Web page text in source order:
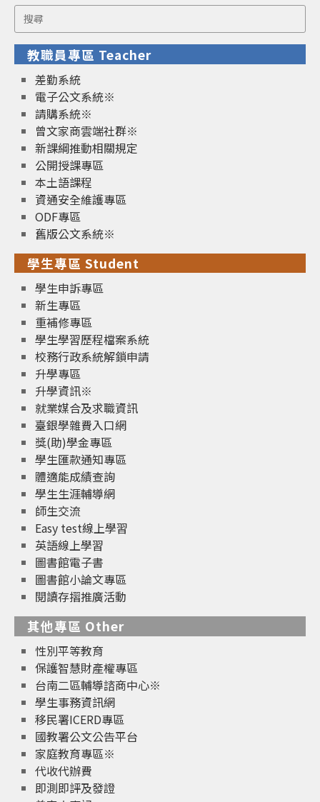
Search
for:
教職員專區 Teacher
差勤系統
電子公文系統※
請購系統※
曾文家商雲端社群※
新課綱推動相關規定
公開授課專區
本土語課程
資通安全維護專區
ODF專區
舊版公文系統※
學生專區 Student
學生申訴專區
新生專區
重補修專區
學生學習歷程檔案系統
校務行政系統解鎖申請
升學專區
升學資訊※
就業媒合及求職資訊
臺銀學雜費入口網
獎(助)學金專區
學生匯款通知專區
體適能成績查詢
學生生涯輔導網
師生交流
Easy test線上學習
英語線上學習
圖書館電子書
圖書館小論文專區
閱讀存摺推廣活動
其他專區 Other
性別平等教育
保護智慧財產權專區
台南二區輔導諮商中心※
學生事務資訊網
移民署ICERD專區
國教署公文公告平台
家庭教育專區※
代收代辦費
即測即評及發證